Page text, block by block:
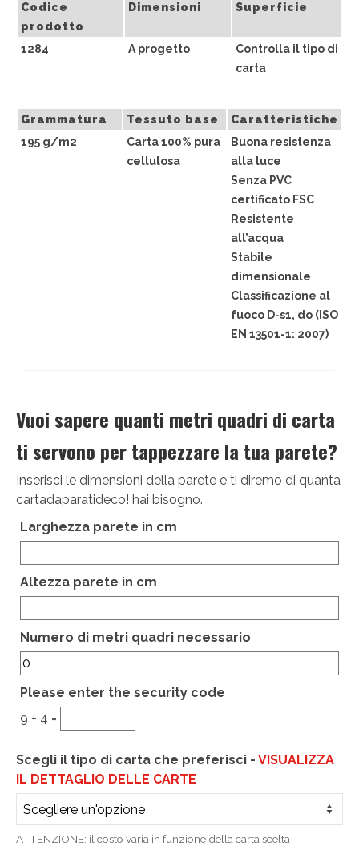
Andrea Bertotti
Marcella Pralormo
Nadia Auleta
Giada Gunetti
Susanna Galfrè
Valentina Caldarella
PORTFOLIO
CHI SIAMO
CONTATTI
GUIDA ALL’ACQUISTO
Codice
prodotto
Dimensioni Superficie
1284 A progetto
Controlla il tipo di
carta
Grammatura Tessuto base
Caratteristiche
195 g/m2
Carta 100% pura
cellulosa
Buona resistenza
alla luce
Senza PVC
certificato FSC
Resistente
all’acqua
Stabile
dimensionale
Classificazione al
fuoco D-s1, do (ISO
EN 13501-1: 2007)
Vuoi sapere quanti metri quadri di carta
ti servono per tappezzare la tua parete?
Inserisci le dimensioni della parete e ti diremo di quanta
cartadaparatideco! hai bisogno.
Larghezza parete in cm
Altezza parete in cm
Hidden
Numero di metri quadri necessario
Please enter the security code
9 + 4 =
Scegli il tipo di carta che preferisci - VISUALIZZA
IL DETTAGLIO DELLE CARTE
ATTENZIONE: il costo varia in funzione della carta scelta